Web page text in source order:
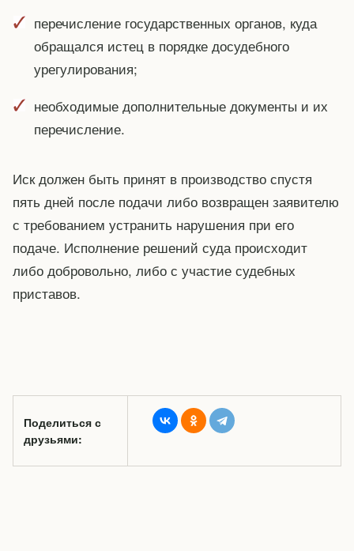
перечисление государственных органов, куда
обращался истец в порядке досудебного
урегулирования;
необходимые дополнительные документы и их
перечисление.
Иск должен быть принят в производство спустя
пять дней после подачи либо возвращен заявителю
с требованием устранить нарушения при его
подаче. Исполнение решений суда происходит
либо добровольно, либо с участие судебных
приставов.
Поделиться с
друзьями: